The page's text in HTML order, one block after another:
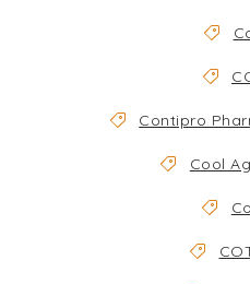
Contipro
Cool